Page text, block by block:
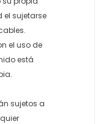
el sujetarse
el uso de
está
sujetos a